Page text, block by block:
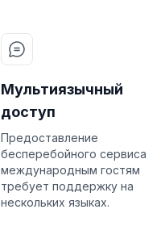
Мультиязычный
доступ
Предоставление
бесперебойного сервиса
международным гостям
требует поддержку на
нескольких языках.